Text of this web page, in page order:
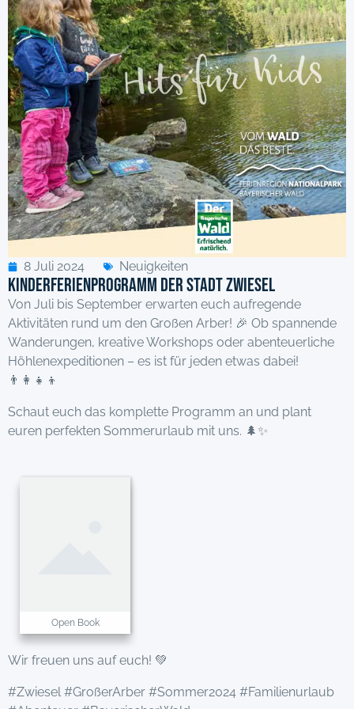
8 Juli 2024 Neuigkeiten
Kinderferienprogramm der Stadt Zwiesel
Von Juli bis September erwarten euch aufregende
Aktivitäten rund um den Großen Arber! 🎉 Ob spannende
Wanderungen, kreative Workshops oder abenteuerliche
Höhlenexpeditionen – es ist für jeden etwas dabei!
👨‍👩‍👧‍👦
Schaut euch das komplette Programm an und plant
euren perfekten Sommerurlaub mit uns. 🌲✨
Open Book
Wir freuen uns auf euch! 💚
#Zwiesel #GroßerArber #Sommer2024 #Familienurlaub